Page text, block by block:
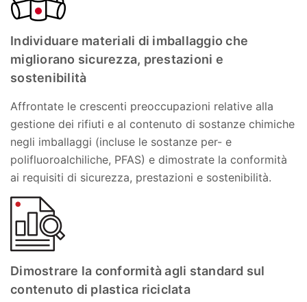
Individuare materiali di imballaggio che
migliorano sicurezza, prestazioni e
sostenibilità
Affrontate le crescenti preoccupazioni relative alla
gestione dei rifiuti e al contenuto di sostanze chimiche
negli imballaggi (incluse le sostanze per- e
polifluoroalchiliche, PFAS) e dimostrate la conformità
ai requisiti di sicurezza, prestazioni e sostenibilità.
Dimostrare la conformità agli standard sul
contenuto di plastica riciclata